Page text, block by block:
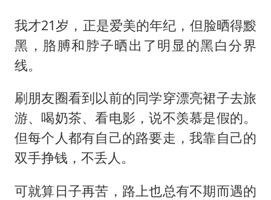
我才21岁，正是爱美的年纪，但脸晒得黢
黑，胳膊和脖子晒出了明显的黑白分界
线。
刷朋友圈看到以前的同学穿漂亮裙子去旅
游、喝奶茶、看电影，说不羡慕是假的。
但每个人都有自己的路要走，我靠自己的
双手挣钱，不丢人。
可就算日子再苦，路上也总有不期而遇的